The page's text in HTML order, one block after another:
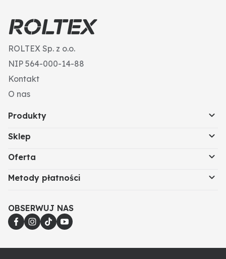
ROLTEX Sp. z o.o.
NIP 564-000-14-88
Kontakt
O nas
Produkty
Sklep
Oferta
Metody płatności
OBSERWUJ NAS